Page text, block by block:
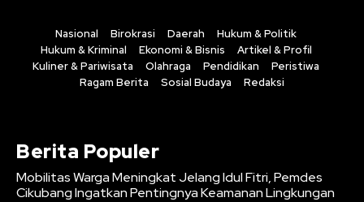
Nasional Birokrasi Daerah
Hukum & Politik
Hukum & Kriminal
Ekonomi & Bisnis
Artikel & Profil
Kuliner & Pariwisata
Olahraga Pendidikan
Peristiwa
Ragam Berita
Sosial Budaya Redaksi
Berita Populer
Mobilitas Warga Meningkat Jelang Idul Fitri, Pemdes
Cikubang Ingatkan Pentingnya Keamanan Lingkungan